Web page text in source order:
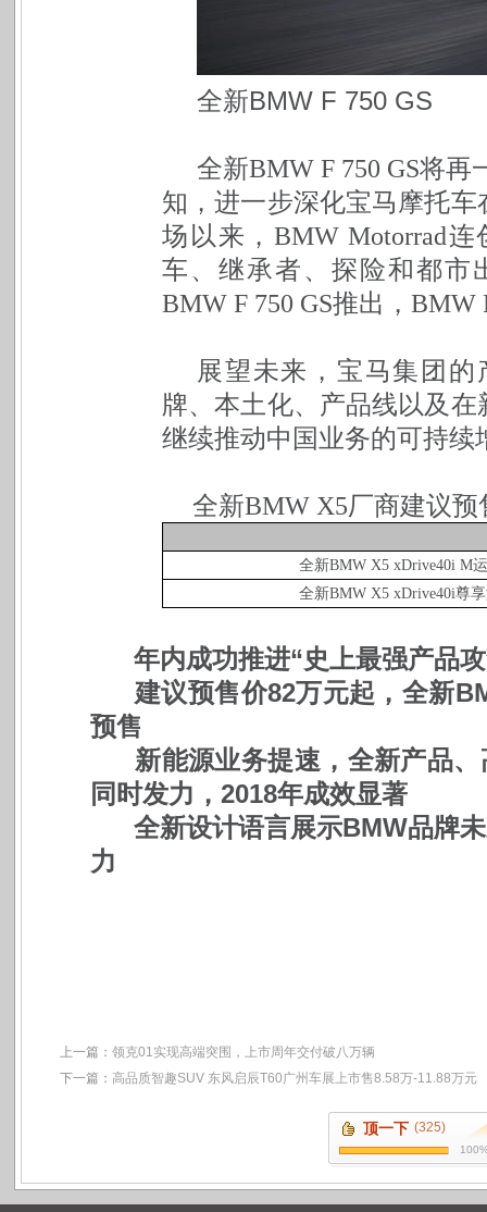
全新BMW F 750 GS
全新BMW F 750 GS将
知，进一步深化宝马摩托
场以来，BMW Motorrad
车、继承者、探险和都市
BMW F 750 GS推出 ，
展望未来，宝马集团
牌、本土化、产品线以及
继续推动中国业务的可持续
全新BMW X5厂商建议预
全新BMW X5 xDrive40i M
全新BMW X5 xDrive40i尊
年内成功推进“史上最强产品
建议预售价82万元起，全新
预售
新能源业务提速，全新产品
同时发力，2018年成效显著
全新设计语言展示BMW品牌
力
上一篇： 领克01实现高端突围，上市周年交付破八万辆
下一篇： 高品质智趣SUV 东风启辰T60广州车展上市售8.58万-11.88万元
顶一下 (325)